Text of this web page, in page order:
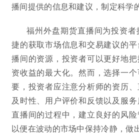
播间提供的信息和建议，制定科学
福州外盘期货直播间为投资
捷的获取市场信息和交易建议的
播间的资源，投资者可以更好地
资收益的最大化。然而，选择一
要，投资者应注意分析师的资历
及时性、用户评价和反馈以及服
直播间的过程中，建立良好的风险
以便在波动的市场中保持冷静，做